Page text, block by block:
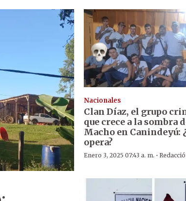
Nacionales
Clan Díaz, el grupo
que crece a la sombra
Macho en Canindeyú:
opera?
Enero 3, 2025 07:43 a. m. ·